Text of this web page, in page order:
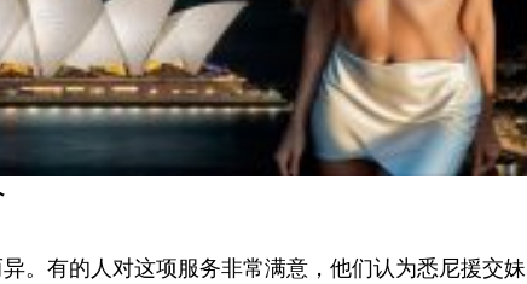
。有的人对这项服务非常满意，他们认为悉尼援交妹